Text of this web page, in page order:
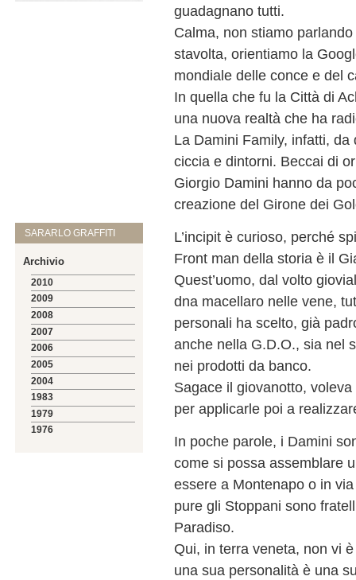
SARARLO GRAFFITI
Archivio
2010
2009
2008
2007
2006
2005
2004
1983
1979
1976
guadagnano tutti.
Calma, non stiamo
stavolta, orientiamo la
mondiale delle conce e del
In quella che fu la Città di
una nuova realtà che ha
La Damini Family, infatti,
ciccia e dintorni. Beccai di
Giorgio Damini hanno da
creazione del Girone dei
L’incipit è curioso, perché
Front man della storia è il
Quest’uomo, dal volto
dna macellaro nelle vene,
personali ha scelto, già
anche nella G.D.O., sia nel
nei prodotti da banco.
Sagace il giovanotto,
per applicarle poi a
In poche parole, i Damini
come si possa assemblare
essere a Montenapo o in
pure gli Stoppani sono
Paradiso.
Qui, in terra veneta, non vi
una sua personalità è una